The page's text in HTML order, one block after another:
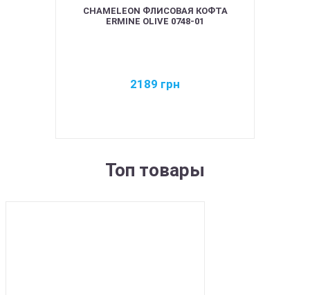
CHAMELEON ФЛИСОВАЯ КОФТА
ERMINE OLIVE 0748-01
2189 грн
Топ товары